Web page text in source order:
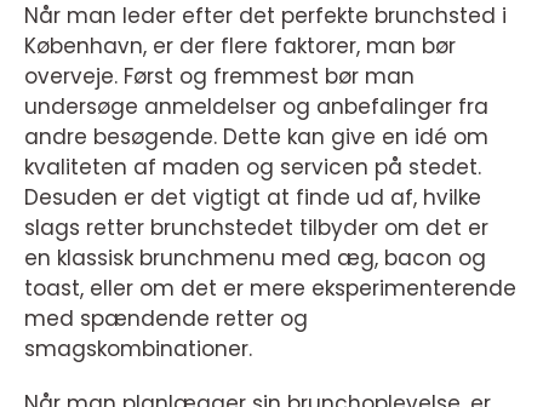
Når man leder efter det perfekte brunchsted i
København, er der flere faktorer, man bør
overveje. Først og fremmest bør man
undersøge anmeldelser og anbefalinger fra
andre besøgende. Dette kan give en idé om
kvaliteten af maden og servicen på stedet.
Desuden er det vigtigt at finde ud af, hvilke
slags retter brunchstedet tilbyder om det er
en klassisk brunchmenu med æg, bacon og
toast, eller om det er mere eksperimenterende
med spændende retter og
smagskombinationer.